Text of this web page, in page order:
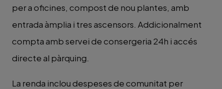
per a oficines, compost de nou plantes, amb
entrada àmplia i tres ascensors. Addicionalment
compta amb servei de consergeria 24h i accés
directe al pàrquing.
La renda inclou despeses de comunitat per